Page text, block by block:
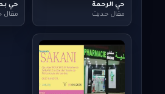
حي الرحمة
مقال حديث
حي
مقال